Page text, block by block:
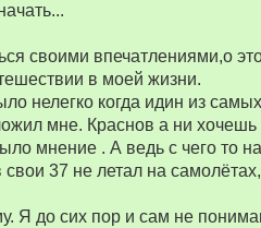
своими впечатлениями,о
в моей жизни.
нелегко когда идин из
мне. Краснов а ни
мнение . А ведь с чего то
свои 37 не летал на
Я до сих пор и сам не